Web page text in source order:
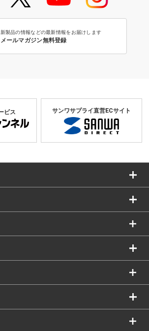
新製品の情報などの最新情報をお届けします
メールマガジン無料登録
ビス サンワサプライ直営ECサイト